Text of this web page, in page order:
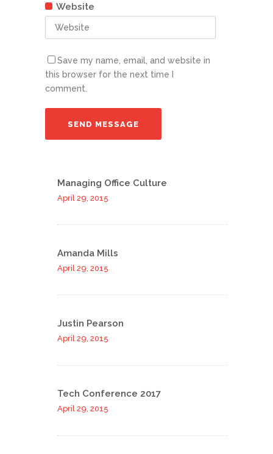
Website
Save my name, email, and website in
this browser for the next time I
comment.
Managing Office Culture
April 29, 2015
Amanda Mills
April 29, 2015
Justin Pearson
April 29, 2015
Tech Conference 2017
April 29, 2015